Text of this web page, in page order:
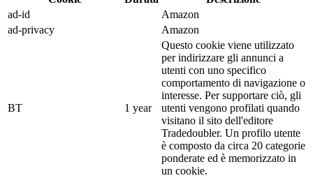
ad-id
Amazon
ad-privacy
Amazon
BT 1 year
Questo cookie viene utilizzato
per indirizzare gli annunci a
utenti con uno specifico
comportamento di navigazione o
interesse. Per supportare ciò, gli
utenti vengono profilati quando
visitano il sito dell'editore
Tradedoubler. Un profilo utente
è composto da circa 20 categorie
ponderate ed è memorizzato in
un cookie.